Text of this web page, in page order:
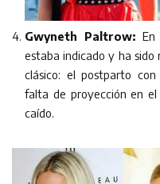
Gwyneth Paltrow:
estaba indicado y ha
clásico: el postparto
falta de proyección en
caído.